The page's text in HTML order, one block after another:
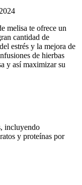
melisa te ofrece un
cantidad de
estrés y la mejora de
de hierbas
y así maximizar su
incluyendo
y proteínas por